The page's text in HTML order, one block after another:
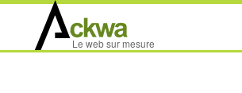
Le web sur mesure